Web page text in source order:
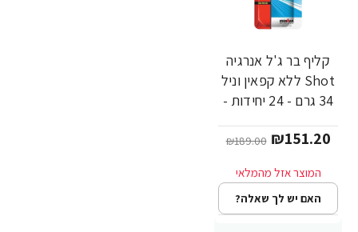
-20%
קליף בר ג'ל אנרגיה
Shot ללא קפאין וניל
34 גרם - 24 יחידות -
₪151.20
₪189.00
האם יש לך שאלה?